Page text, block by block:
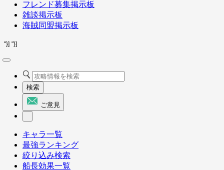
フレンド募集掲示板
雑談掲示板
海賊同盟掲示板
"}] "}]
検索
ご意見
キャラ一覧
最強ランキング
絞り込み検索
船長効果一覧